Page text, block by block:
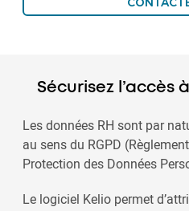
Sécurisez l’accès
Les données RH sont par
au sens du RGPD
Protection des Données
Le logiciel Kelio permet